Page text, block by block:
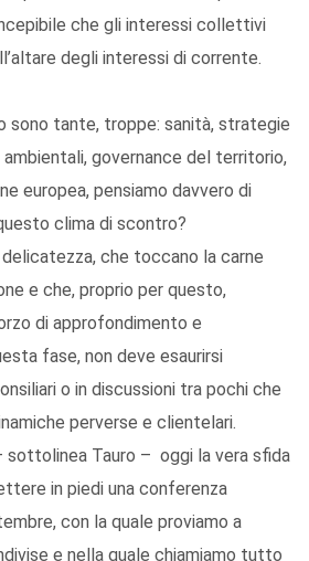
che gli interessi collettivi
degli interessi di corrente.
sono tante, troppe: sanità, strategie
governance del territorio,
europea, pensiamo davvero di
clima di scontro?
che toccano la carne
e che, proprio per questo,
di approfondimento e
fase, non deve esaurirsi
o in discussioni tra pochi che
perverse e clientelari.
Tauro – oggi la vera sfida
in piedi una conferenza
con la quale proviamo a
e nella quale chiamiamo tutto